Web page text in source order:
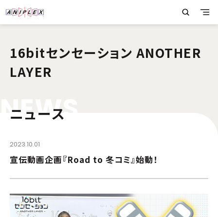
16bitセンセーション ANOTHER
LAYER
NEWS
ニュース
2023.10.01
宣伝動画企画『Road to 冬コミ』始動！